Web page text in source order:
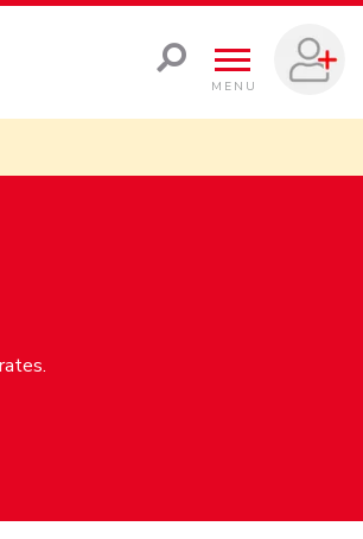
MENU